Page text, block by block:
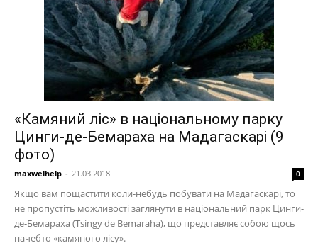
«Камяний ліс» в національному парку
Цинги-де-Бемараха на Мадагаскарі (9
фото)
maxwelhelp - 21.03.2018 0
Якщо вам пощастити коли-небудь побувати на Мадагаскарі, то
не пропустіть можливості заглянути в національний парк Цинги-
де-Бемараха (Tsingy de Bemaraha), що представляє собою щось
начебто «камяного лісу».